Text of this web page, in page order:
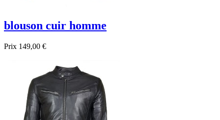
blouson cuir homme
Prix 149,00 €